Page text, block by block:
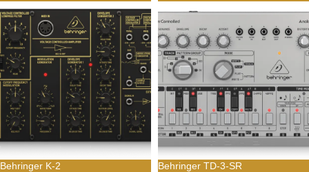
Behringer K-2 Behringer TD-3-SR